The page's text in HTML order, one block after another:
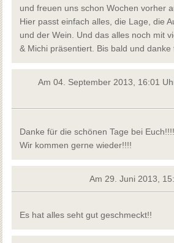
und freuen uns schon Wochen vorher
Hier passt einfach alles, die Lage, die
und der Wein. Und das alles noch mit
& Michi präsentiert. Bis bald und danke
Am 04. September 2013, 16:01
Danke für die schönen Tage bei Euch!!!!
Wir kommen gerne wieder!!!!
Am 29. Juni 2013,
Es hat alles seht gut geschmeckt!!